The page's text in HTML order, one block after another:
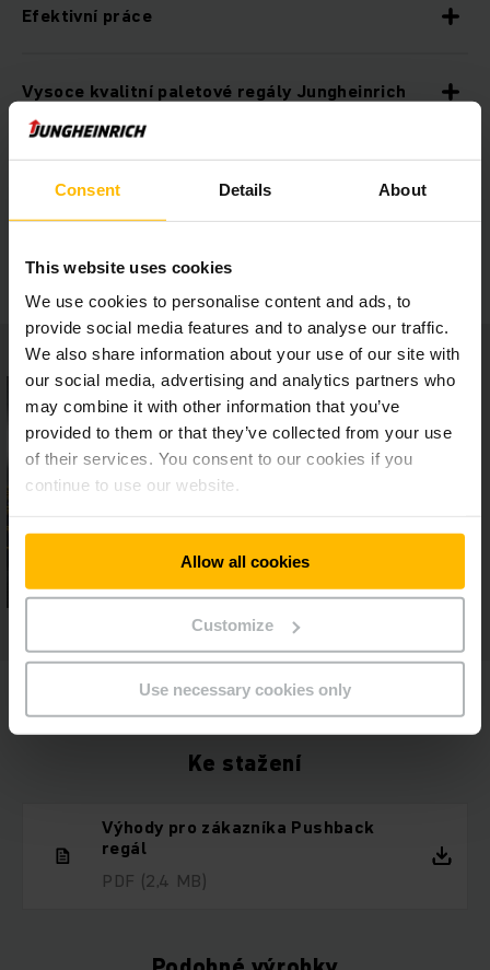
Consent Details About
This website uses cookies
We use cookies to personalise content and ads, to
provide social media features and to analyse our traffic.
We also share information about your use of our site with
our social media, advertising and analytics partners who
may combine it with other information that you’ve
provided to them or that they’ve collected from your use
of their services. You consent to our cookies if you
continue to use our website.
Allow all cookies
Customize
Use necessary cookies only
Efektivní práce
Vysoce kvalitní paletové regály Jungheinrich
Bezpečnostní příslušenství
Ke stažení
Výhody pro zákazníka Pushback
regál
PDF (2,4 MB)